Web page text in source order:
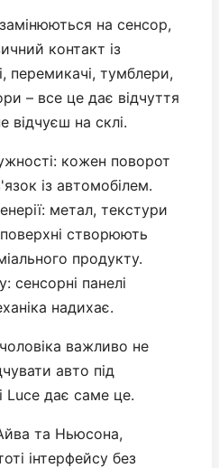
на сенсор,
контакт із
перемикачі, тумблери,
– все це дає відчуття
відчуєш на склі.
кожен поворот
із автомобілем.
метал, текстури
створюють
продукту.
сенсорні панелі
надихає.
важливо не
авто під
Luce дає саме це.
та Ньюсона,
інтерфейсу без